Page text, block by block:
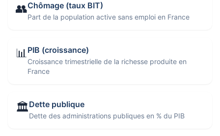
👥Chômage (taux BIT)
Part de la population active sans emploi en France
📊PIB (croissance)
Croissance trimestrielle de la richesse produite en
France
🏛️Dette publique
Dette des administrations publiques en % du PIB